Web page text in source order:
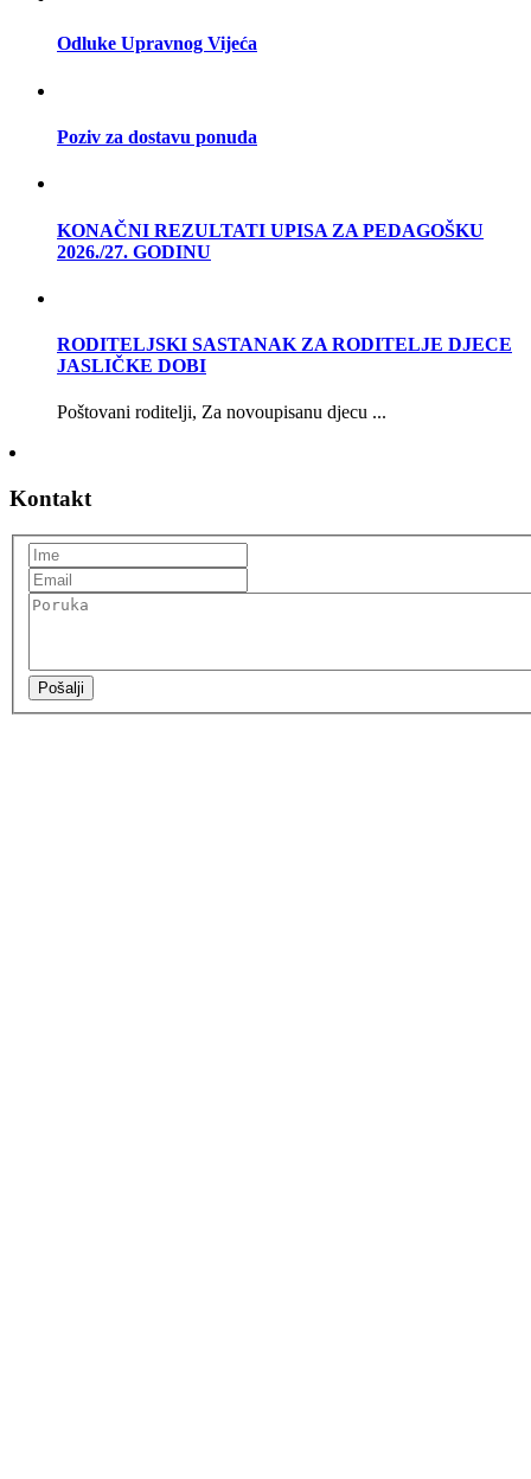
Odluke Upravnog Vijeća
Poziv za dostavu ponuda
KONAČNI REZULTATI UPISA ZA PEDAGOŠKU
2026./27. GODINU
RODITELJSKI SASTANAK ZA RODITELJE DJECE
JASLIČKE DOBI
Poštovani roditelji, Za novoupisanu djecu ...
Kontakt